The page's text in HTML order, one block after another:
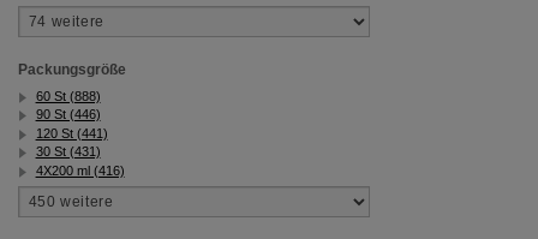
Packungsgröße
60 St (888)
90 St (446)
120 St (441)
30 St (431)
4X200 ml (416)